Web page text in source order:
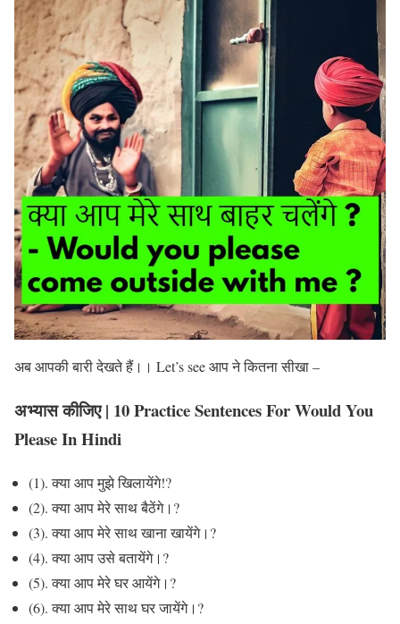
अब आपकी बारी देखते हैं।। Let’s see आप ने कितना सीखा –
अभ्यास कीजिए | 10 Practice Sentences For Would You
Please In Hindi
(1). क्या आप मुझे खिलायेंगे!?
(2). क्या आप मेरे साथ बैठेंगे।?
(3). क्या आप मेरे साथ खाना खायेंगे।?
(4). क्या आप उसे बतायेंगे।?
(5). क्या आप मेरे घर आयेंगे।?
(6). क्या आप मेरे साथ घर जायेंगे।?